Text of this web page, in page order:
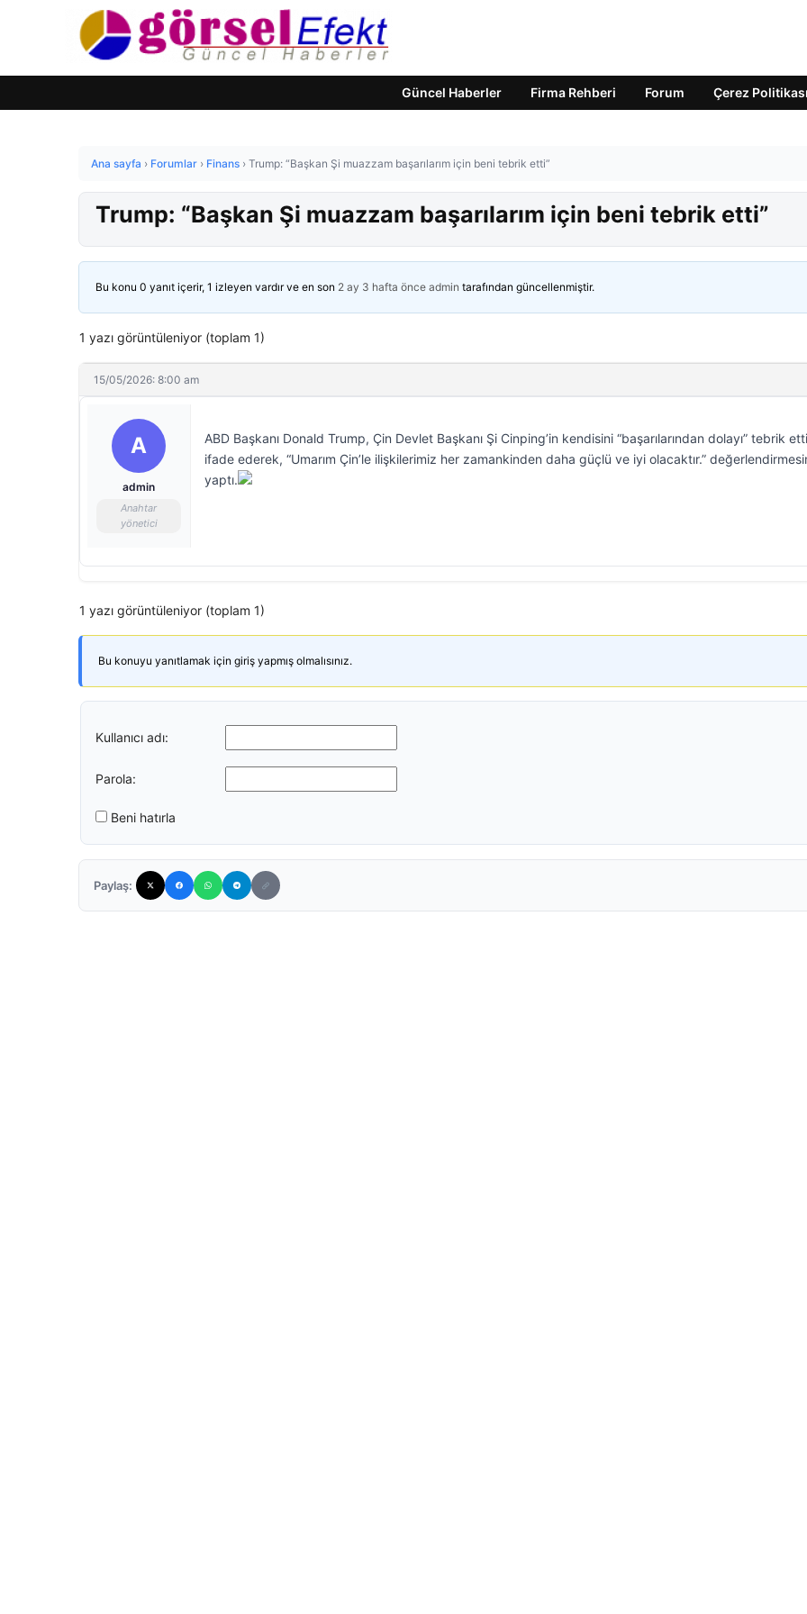
Güncel Haberler Firma Rehberi Forum Çerez Politikası
Ana sayfa › Forumlar › Finans › Trump: “Başkan Şi muazzam başarılarım için beni tebrik etti”
Trump: “Başkan Şi muazzam başarılarım için beni tebrik etti”
Bu konu 0 yanıt içerir, 1 izleyen vardır ve en son 2 ay 3 hafta önce admin tarafından güncellenmiştir.
1 yazı görüntüleniyor (toplam 1)
15/05/2026: 8:00 am
A
admin
Anahtar
yönetici
ABD Başkanı Donald Trump, Çin Devlet Başkanı Şi Cinping’in kendisini “başarılarından dolayı” tebrik
ifade ederek, “Umarım Çin’le ilişkilerimiz her zamankinden daha güçlü ve iyi olacaktır.”
yaptı.
1 yazı görüntüleniyor (toplam 1)
Bu konuyu yanıtlamak için giriş yapmış olmalısınız.
Kullanıcı adı:
Parola:
Beni hatırla
Paylaş: